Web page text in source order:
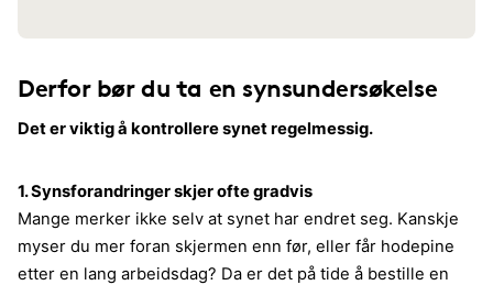
Derfor bør du ta en synsundersøkelse
Det er viktig å kontrollere synet regelmessig.
1. Synsforandringer skjer ofte gradvis
Mange merker ikke selv at synet har endret seg. Kanskje
myser du mer foran skjermen enn før, eller får hodepine
etter en lang arbeidsdag? Da er det på tide å bestille en